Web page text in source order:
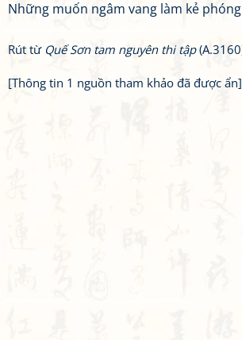
Những muốn ngâm vang làm kẻ
Rút từ Quế Sơn tam nguyên thi tập
[Thông tin 1 nguồn tham khảo đã được ẩn]